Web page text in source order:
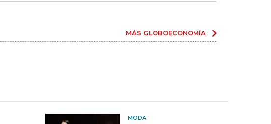
MÁS GLOBOECONOMÍA
MODA